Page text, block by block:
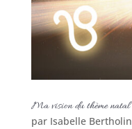
Ma vision du thème natal
par Isabelle Bertholin